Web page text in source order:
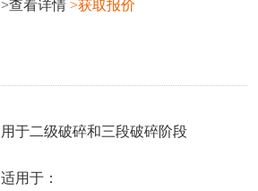
>查看详情 >获取报价
用于二级破碎和三段破碎阶段
适用于：